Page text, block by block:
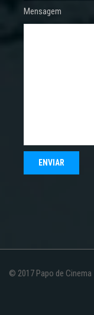
Mensagem
© 2017 Papo de Cinema